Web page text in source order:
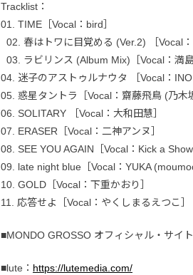
Tracklist：
01. TIME［Vocal：bird］
02. 春はトワに目覚める (Ver.2) ［Vocal：
03. ラビリンス (Album Mix)［Vocal：満
04. 迷子のアストゥルナウタ ［Vocal：
05. 惑星タントラ［Vocal：齋藤飛鳥 (乃木
06. SOLITARY ［Vocal：大和田慧］
07. ERASER［Vocal：二神アンヌ］
08. SEE YOU AGAIN［Vocal：Kick a
09. late night blue［Vocal：YUKA
10. GOLD［Vocal：下重かおり］
11. 応答せよ［Vocal：やくしまるえつこ］
■MONDO GROSSO オフィシャル・サイト
■lute： https://lutemedia.com/